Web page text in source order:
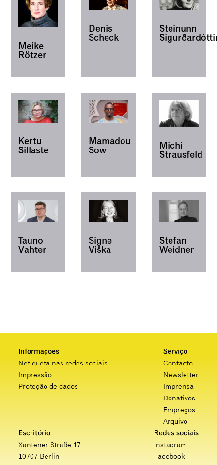
Meike
Rötzer
Denis
Scheck
Steinunn
Kertu
Sillaste
Mamadou
Sow Michi
Strausfeld
Tauno
Vahter
Signe
Viška
Stefan
Weidner
Informações
Netiqueta nas redes sociais
Impressão
Proteção de dados
Serviço
Contacto
Newsletter
Imprensa
Donativos
Empregos
Arquivo
Escritório
Xantener Straße 17
10707 Berlin
Redes sociais
Instagram
Facebook